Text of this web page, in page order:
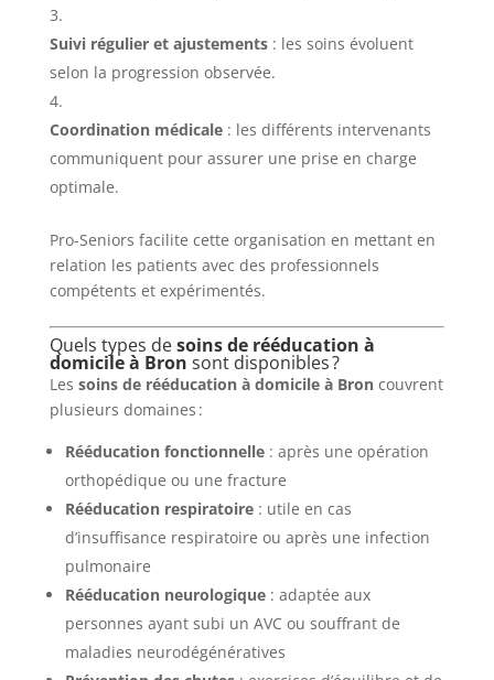
Suivi régulier et ajustements: les soins évoluent
selon la progression observée.
Coordination médicale: les différents intervenants
communiquent pour assurer une prise en charge
optimale.
Pro-Seniors facilite cette organisation en mettant en
relation les patients avec des professionnels
compétents et expérimentés.
Quels types desoins de rééducation à
domicile à Bron sont disponibles ?
Les soins de rééducation à domicile à Broncouvrent
plusieurs domaines :
Rééducation fonctionnelle: après une opération
orthopédique ou une fracture
Rééducation respiratoire: utile en cas
d’insuffisance respiratoire ou après une infection
pulmonaire
Rééducation neurologique: adaptée aux
personnes ayant subi un AVC ou souffrant de
maladies neurodégénératives